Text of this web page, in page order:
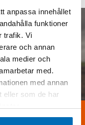
anpassa innehållet
funktioner
trafik. Vi
och annan
medier och
med.
med annan
eller som de har